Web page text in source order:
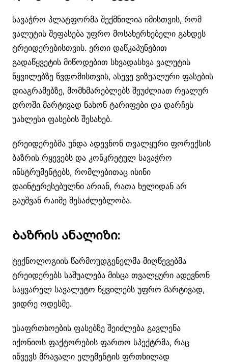
სავაჭრო პლატფორმა შექმნილია იმისთვის, რომ
ვალუტის შეფასება უფრო მოსახერხებელი გახდეს
ტრეიდერებისთვის. ერთი დაწკაპუნებით
გადაწყვეტის მიწოდებით სხვადასხვა ვალუტის
წყვილებზე წვდომისთვის, ასევე ვიზუალური ფასების
დიაგრამებზე, მომხმარებლებს შეუძლიათ რეალურ
დროში მარტივად ნახონ ტარიფები და დარჩეს
უახლესი ფასების შესახებ.
ტრეიდერებმა უნდა ადევნონ თვალყური ფორექსის
ბაზრის რყევებს და კონკრეტულ სავაჭრო
ინსტრუმენტებს, რომლებითაც ისინი
დაინტერესებულნი არიან, რათა ხელიდან არ
გაუშვან რაიმე შესაძლებლობა.
Ბაზრის ანალიზი:
ტექნოლოგიის წარმოუდგენელმა მიღწევებმა
ტრეიდერებს საშუალება მისცა თვალყური ადევნონ
საყვარელ სავალუტო წყვილებს უფრო მარტივად,
ვიდრე ოდესმე.
უსაფრთხოების ფასებზე შეიძლება გავლენა
იქონიოს ფაქტორების ფართო სპექტრმა, რაც
იწვევს მრავალი ელემენტის ფრთხილად